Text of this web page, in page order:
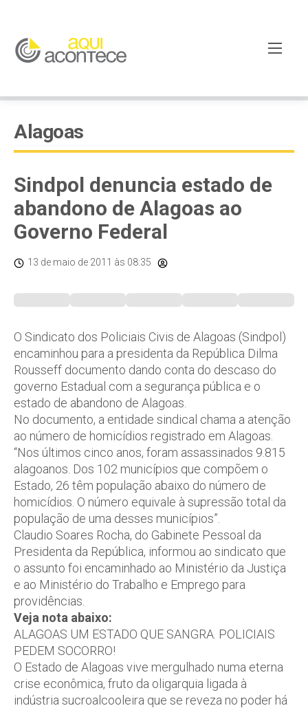
Alagoas
Sindpol denuncia estado de
abandono de Alagoas ao
Governo Federal
13 de maio de 2011 às 08:35
O Sindicato dos Policiais Civis de Alagoas (Sindpol)
encaminhou para a presidenta da República Dilma
Rousseff documento dando conta do descaso do
governo Estadual com a segurança pública e o
estado de abandono de Alagoas.
No documento, a entidade sindical chama a atenção
ao número de homicídios registrado em Alagoas.
“Nos últimos cinco anos, foram assassinados 9.815
alagoanos. Dos 102 municípios que compõem o
Estado, 26 têm população abaixo do número de
homicídios. O número equivale à supressão total da
população de uma desses municípios”.
Claudio Soares Rocha, do Gabinete Pessoal da
Presidenta da República, informou ao sindicato que
o assunto foi encaminhado ao Ministério da Justiça
e ao Ministério do Trabalho e Emprego para
providências.
Veja nota abaixo:
ALAGOAS UM ESTADO QUE SANGRA. POLICIAIS
PEDEM SOCORRO!
O Estado de Alagoas vive mergulhado numa eterna
crise econômica, fruto da oligarquia ligada à
indústria sucroalcooleira que se reveza no poder há